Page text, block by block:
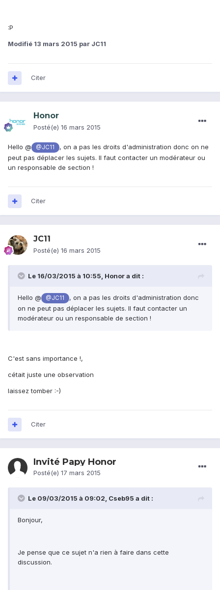
:P
Modifié 13 mars 2015 par JC11
Citer
Honor
Posté(e) 16 mars 2015
Hello @ @JC11
, on a pas les droits d'administration donc on ne
peut pas déplacer les sujets. Il faut contacter un modérateur ou
un responsable de section !
Citer
JC11
Posté(e) 16 mars 2015
Le 16/03/2015 à 10:55, Honor a dit :
Hello @ @JC11
, on a pas les droits d'administration donc
on ne peut pas déplacer les sujets. Il faut contacter un
modérateur ou un responsable de section !
C'est sans importance !,
cétait juste une observation
laissez tomber :-)
Citer
Invité Papy Honor
Posté(e) 17 mars 2015
Le 09/03/2015 à 09:02, Cseb95 a dit :
Bonjour,
Je pense que ce sujet n'a rien à faire dans cette
discussion.